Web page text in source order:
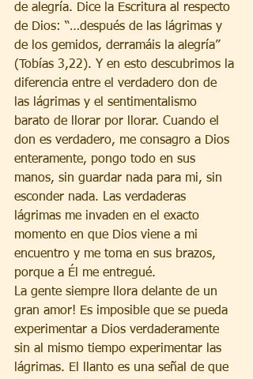
de alegría. Dice la Escritura al respecto
de Dios: “…después de las lágrimas y
de los gemidos, derramáis la alegría”
(Tobías 3,22). Y en esto descubrimos la
diferencia entre el verdadero don de
las lágrimas y el sentimentalismo
barato de llorar por llorar. Cuando el
don es verdadero, me consagro a Dios
enteramente, pongo todo en sus
manos, sin guardar nada para mi, sin
esconder nada. Las verdaderas
lágrimas me invaden en el exacto
momento en que Dios viene a mi
encuentro y me toma en sus brazos,
porque a Él me entregué.
La gente siempre llora delante de un
gran amor! Es imposible que se pueda
experimentar a Dios verdaderamente
sin al mismo tiempo experimentar las
lágrimas. El llanto es una señal de que